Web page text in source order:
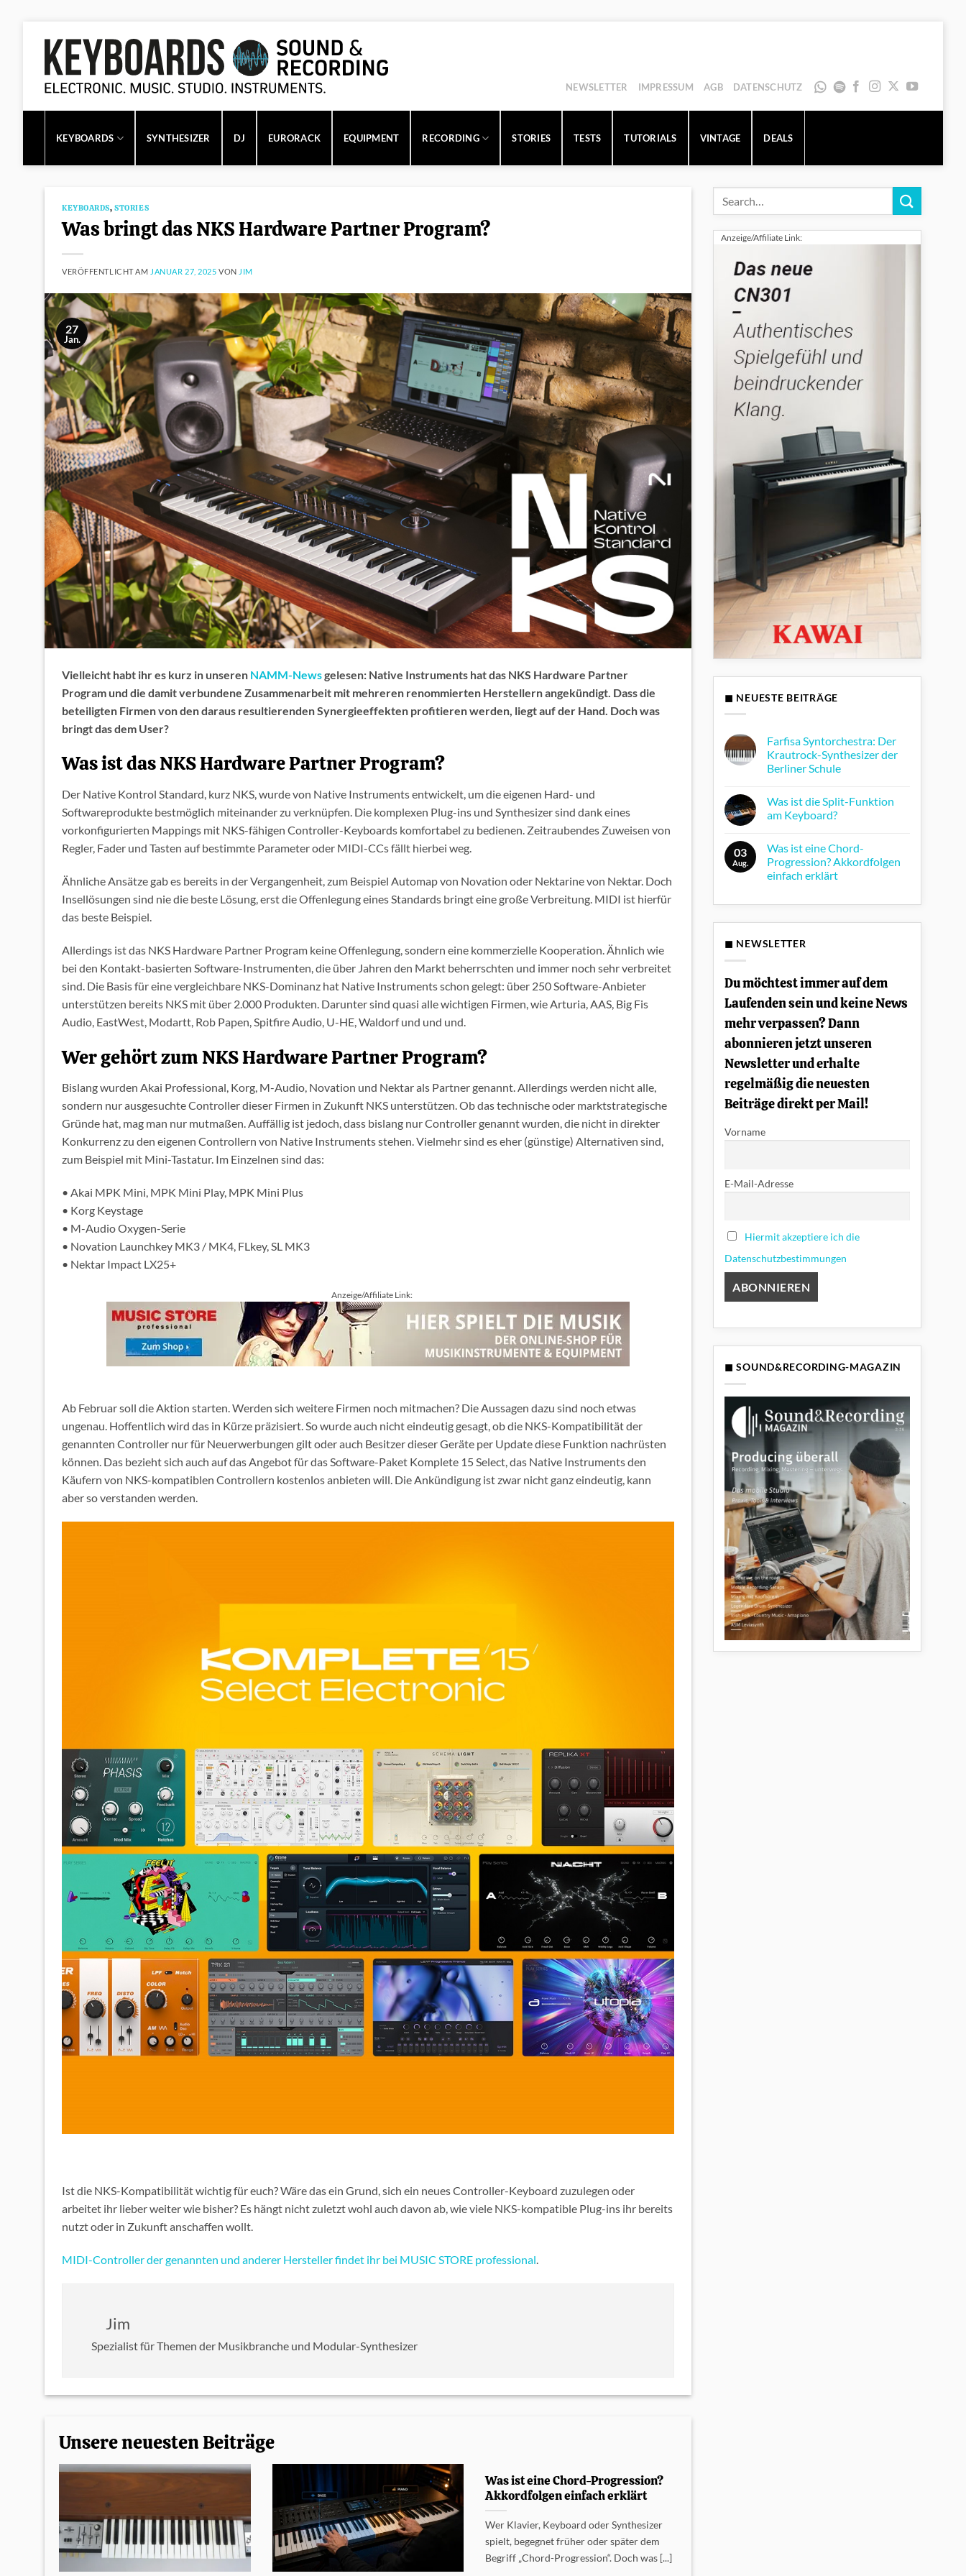
springen
NEWSLETTER IMPRESSUM AGB DATENSCHUTZ
KEYBOARDS SYNTHESIZER DJ EURORACK EQUIPMENT RECORDING STORIES TESTS TUTORIALS VINTAGE DEALS
KEYBOARDS,STORIES
Was bringt das NKS Hardware Partner Program?
VERÖFFENTLICHT AM JANUAR 27, 2025 VON JIM
27
Jan.
Vielleicht habt ihr es kurz in unseren NAMM-Newsgelesen: Native Instruments hat das NKS Hardware Partner
Program und die damit verbundene Zusammenarbeit mit mehreren renommierten Herstellern angekündigt. Dass die
beteiligten Firmen von den daraus resultierenden Synergieeffekten profitieren werden, liegt auf der Hand. Doch was
bringt das dem User?
Was ist das NKS Hardware Partner Program?
Der Native Kontrol Standard, kurz NKS, wurde von Native Instruments entwickelt, um die eigenen Hard- und
Softwareprodukte bestmöglich miteinander zu verknüpfen. Die komplexen Plug-ins und Synthesizer sind dank eines
vorkonfigurierten Mappings mit NKS-fähigen Controller-Keyboards komfortabel zu bedienen. Zeitraubendes Zuweisen von
Regler, Fader und Tasten auf bestimmte Parameter oder MIDI-CCs fällt hierbei weg.
Ähnliche Ansätze gab es bereits in der Vergangenheit, zum Beispiel Automap von Novation oder Nektarine von Nektar. Doch
Insellösungen sind nie die beste Lösung, erst die Offenlegung eines Standards bringt eine große Verbreitung. MIDI ist hierfür
das beste Beispiel.
Allerdings ist das NKS Hardware Partner Program keine Offenlegung, sondern eine kommerzielle Kooperation. Ähnlich wie
bei den Kontakt-basierten Software-Instrumenten, die über Jahren den Markt beherrschten und immer noch sehr verbreitet
sind. Die Basis für eine vergleichbare NKS-Dominanz hat Native Instruments schon gelegt: über 250 Software-Anbieter
unterstützen bereits NKS mit über 2.000 Produkten. Darunter sind quasi alle wichtigen Firmen, wie Arturia, AAS, Big Fis
Audio, EastWest, Modartt, Rob Papen, Spitfire Audio, U-HE, Waldorf und und und.
Wer gehört zum NKS Hardware Partner Program?
Bislang wurden Akai Professional, Korg, M-Audio, Novation und Nektar als Partner genannt. Allerdings werden nicht alle,
sondern nur ausgesuchte Controller dieser Firmen in Zukunft NKS unterstützen. Ob das technische oder marktstrategische
Gründe hat, mag man nur mutmaßen. Auffällig ist jedoch, dass bislang nur Controller genannt wurden, die nicht in direkter
Konkurrenz zu den eigenen Controllern von Native Instruments stehen. Vielmehr sind es eher (günstige) Alternativen sind,
zum Beispiel mit Mini-Tastatur. Im Einzelnen sind das:
• Akai MPK Mini, MPK Mini Play, MPK Mini Plus
• Korg Keystage
• M-Audio Oxygen-Serie
• Novation Launchkey MK3 / MK4, FLkey, SL MK3
• Nektar Impact LX25+
Anzeige/Affiliate Link:
Ab Februar soll die Aktion starten. Werden sich weitere Firmen noch mitmachen? Die Aussagen dazu sind noch etwas
ungenau. Hoffentlich wird das in Kürze präzisiert. So wurde auch nicht eindeutig gesagt, ob die NKS-Kompatibilität der
genannten Controller nur für Neuerwerbungen gilt oder auch Besitzer dieser Geräte per Update diese Funktion nachrüsten
können. Das bezieht sich auch auf das Angebot für das Software-Paket Komplete 15 Select, das Native Instruments den
Käufern von NKS-kompatiblen Controllern kostenlos anbieten will. Die Ankündigung ist zwar nicht ganz eindeutig, kann
aber so verstanden werden.
Ist die NKS-Kompatibilität wichtig für euch? Wäre das ein Grund, sich ein neues Controller-Keyboard zuzulegen oder
arbeitet ihr lieber weiter wie bisher? Es hängt nicht zuletzt wohl auch davon ab, wie viele NKS-kompatible Plug-ins ihr bereits
nutzt oder in Zukunft anschaffen wollt.
MIDI-Controller der genannten und anderer Hersteller findet ihr bei MUSIC STORE professional.
Jim
Spezialist für Themen der Musikbranche und Modular-Synthesizer
Unsere neuesten Beiträge
Was ist eine Chord-Progression?
Akkordfolgen einfach erklärt
Wer Klavier, Keyboard oder Synthesizer
spielt, begegnet früher oder später dem
Begriff „Chord-Progression“. Doch was [...]
Anzeige/Affiliate Link:
◼ NEUESTE BEITRÄGE
Farfisa Syntorchestra: Der
Krautrock-Synthesizer der
Berliner Schule
zu
Farfisa
Syntorchestra:
Synthesizer
der
Berliner
Schule
Was ist die Split-Funktion
am Keyboard?
zu
Was
ist
die
am
03
Aug.
Was ist eine Chord-
Progression? Akkordfolgen
einfach erklärt
Chord-
erklärt
◼ NEWSLETTER
Du möchtest immer auf dem
Laufenden sein und keine News
mehr verpassen? Dann
abonnieren jetzt unseren
Newsletter und erhalte
regelmäßig die neuesten
Beiträge direkt per Mail!
Vorname
E-Mail-Adresse
Hiermit akzeptiere ich die
Datenschutzbestimmungen
◼ SOUND&RECORDING-MAGAZIN